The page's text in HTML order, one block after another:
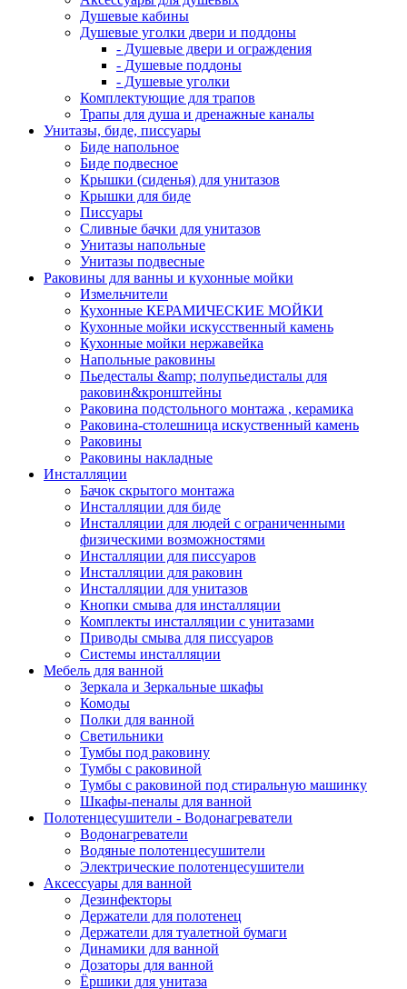
Душевые кабины
Душевые уголки двери и поддоны
- Душевые двери и ограждения
- Душевые поддоны
- Душевые уголки
Комплектующие для трапов
Трапы для душа и дренажные каналы
Унитазы, биде, писсуары
Биде напольное
Биде подвесное
Крышки (сиденья) для унитазов
Крышки для биде
Писсуары
Сливные бачки для унитазов
Унитазы напольные
Унитазы подвесные
Раковины для ванны и кухонные мойки
Измельчители
Кухонные КЕРАМИЧЕСКИЕ МОЙКИ
Кухонные мойки искусственный камень
Кухонные мойки нержавейка
Напольные раковины
Пьедесталы &amp; полупьедисталы для
раковин&кронштейны
Раковина подстольного монтажа , керамика
Раковина-столешница искуственный камень
Раковины
Раковины накладные
Инсталляции
Бачок скрытого монтажа
Инсталляции для биде
Инсталляции для людей с ограниченными
физическими возможностями
Инсталляции для писсуаров
Инсталляции для раковин
Инсталляции для унитазов
Кнопки смыва для инсталляции
Комплекты инсталляции с унитазами
Приводы смыва для писсуаров
Системы инсталляции
Мебель для ванной
Зеркала и Зеркальные шкафы
Комоды
Полки для ванной
Светильники
Тумбы под раковину
Тумбы с раковиной
Тумбы с раковиной под стиральную машинку
Шкафы-пеналы для ванной
Полотенцесушители - Водонагреватели
Водонагреватели
Водяные полотенцесушители
Электрические полотенцесушители
Аксессуары для ванной
Дезинфекторы
Держатели для полотенец
Держатели для туалетной бумаги
Динамики для ванной
Дозаторы для ванной
Ёршики для унитаза